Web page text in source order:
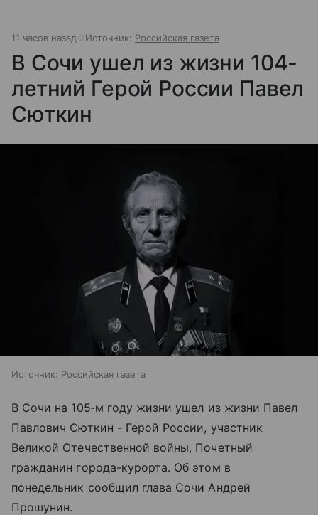
11 часов назад Источник: Российская газета
В Сочи ушел из жизни 104-
летний Герой России Павел
Сюткин
Источник: Российская газета
В Сочи на 105‑м году жизни ушел из жизни Павел
Павлович Сюткин - Герой России, участник
Великой Отечественной войны, Почетный
гражданин города-курорта. Об этом в
понедельник сообщил глава Сочи Андрей
Прошунин.